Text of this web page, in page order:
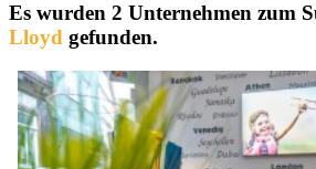
Es wurden 2 Unternehmen zum
Lloyd gefunden.